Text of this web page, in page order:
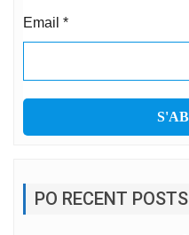
Email *
PO RECENT POSTS